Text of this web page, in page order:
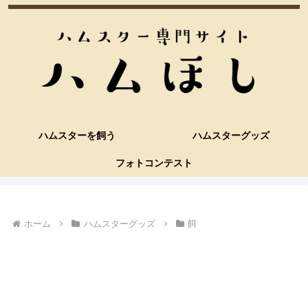
ハムスターを飼う ハムスターグッズ
フォトコンテスト
ホーム ハムスターグッズ 餌